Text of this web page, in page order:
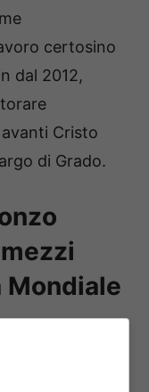
certosino
dal 2012,
avanti Cristo
di Grado.
Mondiale
luogo, che